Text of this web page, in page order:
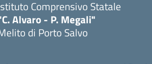
Comprensivo Statale
Alvaro - P. Megali"
di Porto Salvo